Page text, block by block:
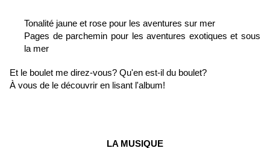
Tonalité jaune et rose pour les aventures sur mer
Pages de parchemin pour les aventures exotiques et sous
la mer
Et le boulet me direz-vous? Qu'en est-il du boulet?
À vous de le découvrir en lisant l'album!
LA MUSIQUE